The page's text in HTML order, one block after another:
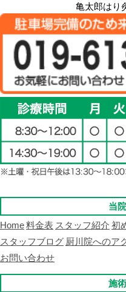
亀太郎はり
当
Home料金表 スタッフ紹介 初
スタッフブログ 厨川院へのア
お問い合わせ
施